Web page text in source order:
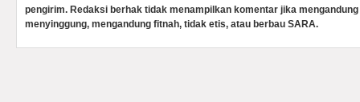
pengirim. Redaksi berhak tidak menampilkan komentar jika
menyinggung, mengandung fitnah, tidak etis, atau berbau SARA.